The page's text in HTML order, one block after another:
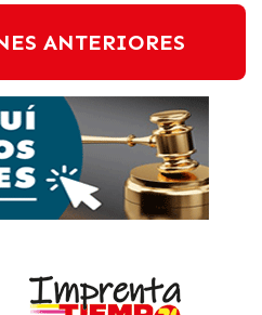
ANTERIORES